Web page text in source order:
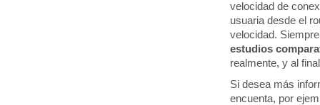
velocidad de
usuaria desde el
velocidad.
estudios
realmente, y al
Si desea más
encuenta, por